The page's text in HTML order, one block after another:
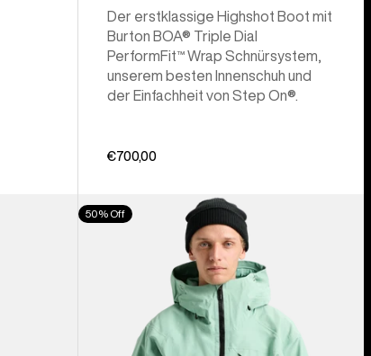
Der erstklassige Highshot Boot mit
Burton BOA® Triple Dial
PerformFit™ Wrap Schnürsystem,
unserem besten Innenschuh und
der Einfachheit von Step On®.
€700,00
Burton
[ak]®
50% Off